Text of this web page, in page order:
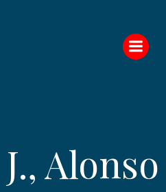
Alonso